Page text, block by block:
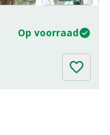
Op voorraad